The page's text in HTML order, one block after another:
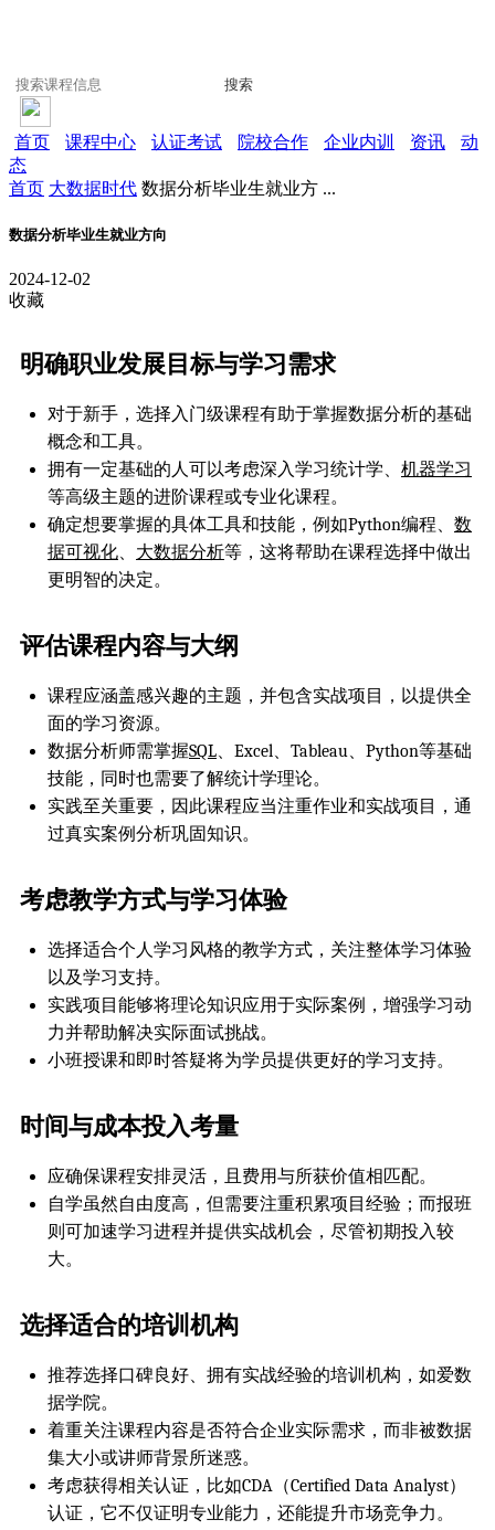
搜索
首页 课程中心 认证考试 院校合作 企业内训 资讯
动
态
首页 大数据时代 数据分析毕业生就业方 ...
数据分析毕业生就业方向
2024-12-02
收藏
明确职业发展目标与学习需求
对于新手，选择入门级课程有助于掌握数据分析的基础
概念和工具。
拥有一定基础的人可以考虑深入学习统计学、 机器学习
等高级主题的进阶课程或专业化课程。
确定想要掌握的具体工具和技能，例如Python编程、 数
据可视化、 大数据分析等，这将帮助在课程选择中做出
更明智的决定。
评估课程内容与大纲
课程应涵盖感兴趣的主题，并包含实战项目，以提供全
面的学习资源。
数据分析师需掌握SQL、Excel、Tableau、Python等基础
技能，同时也需要了解统计学理论。
实践至关重要，因此课程应当注重作业和实战项目，通
过真实案例分析巩固知识。
考虑教学方式与学习体验
选择适合个人学习风格的教学方式，关注整体学习体验
以及学习支持。
实践项目能够将理论知识应用于实际案例，增强学习动
力并帮助解决实际面试挑战。
小班授课和即时答疑将为学员提供更好的学习支持。
时间与成本投入考量
应确保课程安排灵活，且费用与所获价值相匹配。
自学虽然自由度高，但需要注重积累项目经验；而报班
则可加速学习进程并提供实战机会，尽管初期投入较
大。
选择适合的培训机构
推荐选择口碑良好、拥有实战经验的培训机构，如爱数
据学院。
着重关注课程内容是否符合企业实际需求，而非被数据
集大小或讲师背景所迷惑。
考虑获得相关认证，比如CDA（Certified Data Analyst）
认证，它不仅证明专业能力，还能提升市场竞争力。